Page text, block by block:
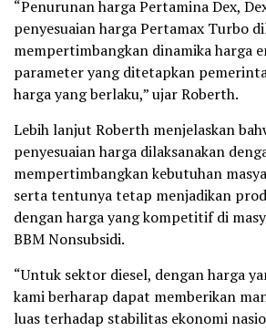
“Penurunan harga Pertamina Dex,
penyesuaian harga Pertamax Turbo
mempertimbangkan dinamika harga
parameter yang ditetapkan
harga yang berlaku,” ujar Roberth.
Lebih lanjut Roberth menjelaskan
penyesuaian harga dilaksanakan
mempertimbangkan kebutuhan
serta tentunya tetap menjadikan
dengan harga yang kompetitif di
BBM Nonsubsidi.
“Untuk sektor diesel, dengan harga
kami berharap dapat memberikan
luas terhadap stabilitas ekonomi